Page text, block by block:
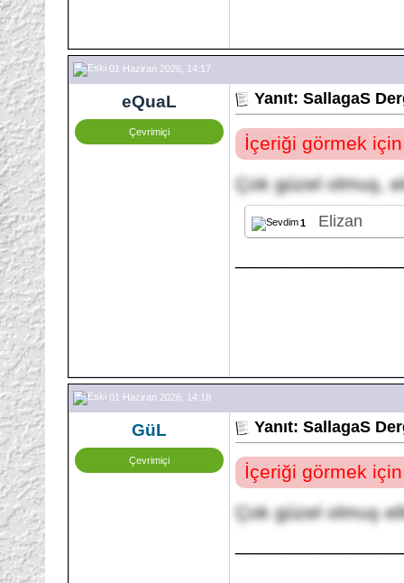
01 Haziran 2026, 14:17
eQuaL
Çevrimiçi
Yanıt: SallagaS
İçeriği görmek
Çok güzel olmuş,
1 Elizan
01 Haziran 2026, 14:18
GüL
Çevrimiçi
Yanıt: SallagaS
İçeriği görmek
Çok güzel olmuş